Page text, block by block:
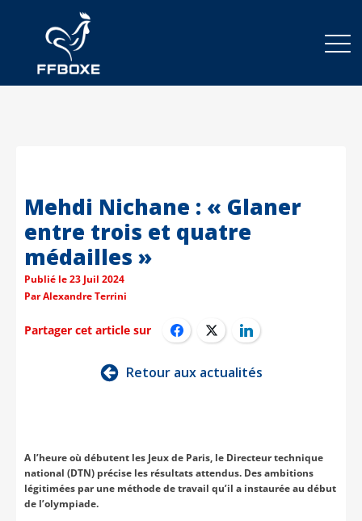
Mehdi Nichane : « Glaner
entre trois et quatre
médailles »
Publié le23 Juil 2024
ParAlexandre Terrini
Partager cet article sur
Retour aux actualités
A l’heure où débutent les Jeux de Paris, le Directeur technique
national (DTN) précise les résultats attendus. Des ambitions
légitimées par une méthode de travail qu’il a instaurée au début
de l’olympiade.